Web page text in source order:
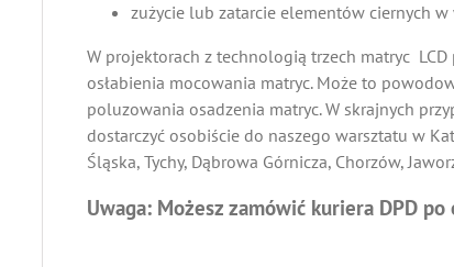
zużycie lub zatarcie elementów ciernych
W projektorach z technologią trzech matryc
osłabienia mocowania matryc. Może to
poluzowania osadzenia matryc. W skrajnych
dostarczyć osobiście do naszego warsztatu w
Śląska, Tychy, Dąbrowa Górnicza, Chorzów,
Uwaga: Możesz zamówić kuriera DPD